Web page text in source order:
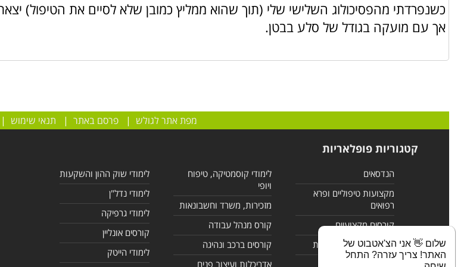
ויהוו חלק בלתי נפרד מהאישיות.
לרשימה זו קיימים קורסים רבים במסגרת הקטגוריה לימודי העשרה, התפתחות אישית ורוחניות. מומלץ
כשנפרדתי מהפסיכולוג השלישי שלי (תוך שהוא ממליץ כמובן שלא לסיים את הטיפול)
אך עם מועקה בגודל של סלע בבטן.
מפת אתר לגולש |פרסם באתר | תנאי שימוש |
קטגוריות פופלאריות
הנדסאים
מקצועות טיפוליים ופרא
רפואים
קורסים מקצועיים
לימודי מחשבים ורשתות
לימודי קוסמטיקה, טיפוח
ויופי
מזכירות, משרד וחשבונאות
קורס מנהל עבודה
קורסים ברכב ונהיגה
אדריכלות ועיצוב פנים
לימודי שוק ההון והשקעות
לימודי נדל"ן
לימודי גרפיקה
קורסים אונליין
לימודי הייטק
שלום 👋 אני הצ'אטבוט של
האתר! צריך עזרה? התחל